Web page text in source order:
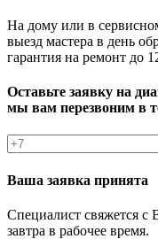
На дому или в
выезд мастера в день
гарантия на ремонт до
Оставьте заявку на
мы вам перезвоним в
Ваша заявка принята
Специалист свяжется с
завтра в рабочее время.